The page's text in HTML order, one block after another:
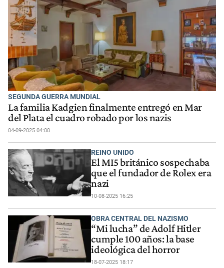
SEGUNDA GUERRA MUNDIAL
La familia Kadgien finalmente entregó en Mar
del Plata el cuadro robado por los nazis
04-09-2025 04:00
REINO UNIDO
El MI5 británico sospechaba
que el fundador de Rolex era
nazi
10-08-2025 16:25
OBRA CENTRAL DEL NAZISMO
“Mi lucha” de Adolf Hitler
cumple 100 años: la base
ideológica del horror
18-07-2025 18:17